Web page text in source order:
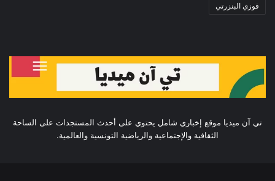
فوزي البنزرتي
تي آن ميديا موقع إخباري شامل يحتوي على أحدث المستجدات على الساحة
الثقافية والإجتماعية والرياضية التونسية والعالمية.